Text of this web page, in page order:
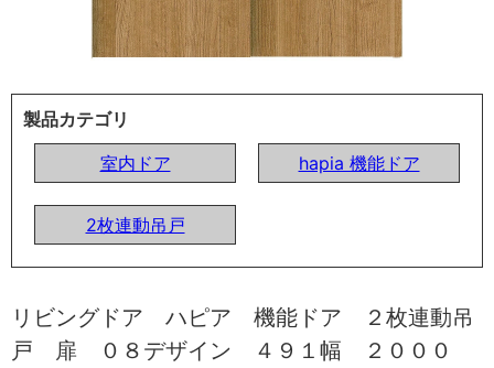
製品カテゴリ
室内ドア
hapia 機能ドア
2枚連動吊戸
リビングドア ハピア 機能ドア ２枚連動吊
戸 扉 ０８デザイン ４９１幅 ２０００